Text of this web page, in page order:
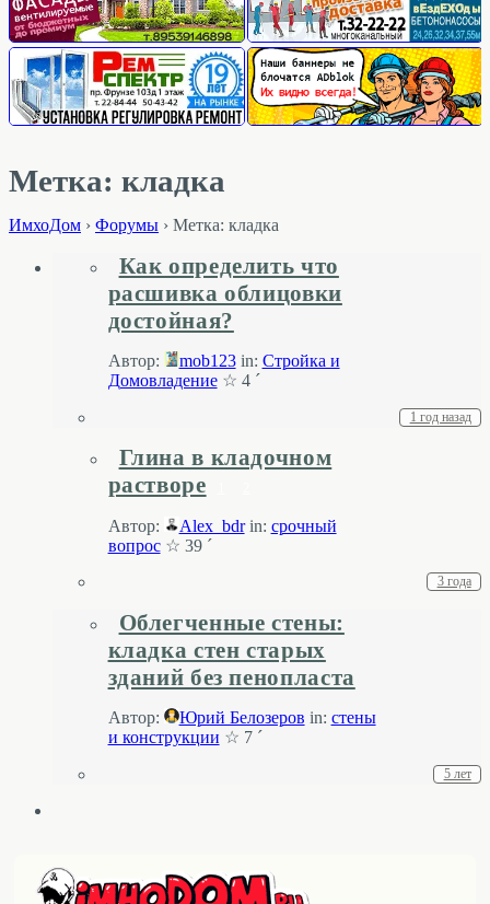
Метка: кладка
ИмхоДом › Форумы › Метка: кладка
Как определить что
расшивка облицовки
достойная?
Автор: mob123 in: Стройка и
Домовладение☆ 4 ´
1 год назад
Глина в кладочном
растворе
Автор: Alex_bdr in: срочный
вопрос☆ 39 ´
3 года
Облегченные стены:
кладка стен старых
зданий без пенопласта
Автор: Юрий Белозеров in: стены
и конструкции ☆ 7 ´
5 лет